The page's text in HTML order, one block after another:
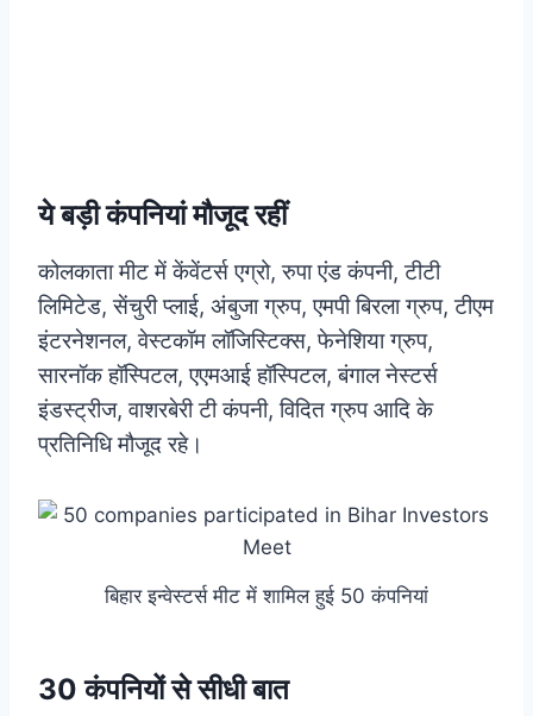
ये बड़ी कंपनियां मौजूद रहीं
कोलकाता मीट में केंवेंटर्स एग्रो, रुपा एंड कंपनी, टीटी
लिमिटेड, सेंचुरी प्लाई, अंबुजा ग्रुप, एमपी बिरला ग्रुप, टीएम
इंटरनेशनल, वेस्टकॉम लॉजिस्टिक्स, फेनेशिया ग्रुप,
सारनॉक हॉस्पिटल, एएमआई हॉस्पिटल, बंगाल नेस्टर्स
इंडस्ट्रीज, वाशरबेरी टी कंपनी, विदित ग्रुप आदि के
प्रतिनिधि मौजूद रहे।
बिहार इन्वेस्टर्स मीट में शामिल हुई 50 कंपनियां
30 कंपनियों से सीधी बात